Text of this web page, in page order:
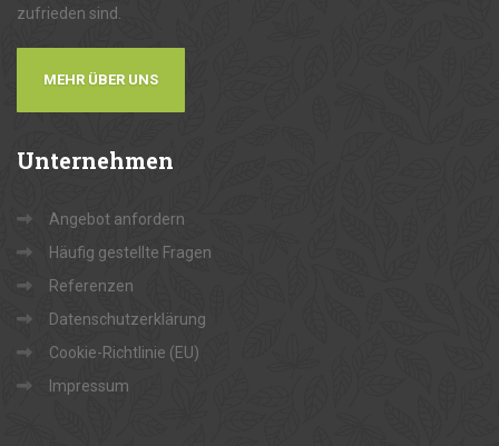
zufrieden sind.
MEHR ÜBER UNS
Unternehmen
Angebot anfordern
Häufig gestellte Fragen
Referenzen
Datenschutzerklärung
Cookie-Richtlinie (EU)
Impressum